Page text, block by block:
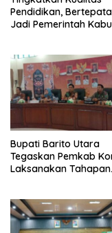
Pendidikan,
Jadi Pemerintah
Bupati Barito Utara
Tegaskan Pemkab
Laksanakan Tahapan